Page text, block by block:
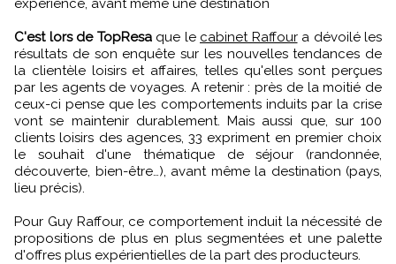
expérience, avant même une destination
C'est lors de TopResa que le cabinet Raffoura dévoilé les
résultats de son enquête sur les nouvelles tendances de
la clientèle loisirs et affaires, telles qu'elles sont perçues
par les agents de voyages. A retenir : près de la moitié de
ceux-ci pense que les comportements induits par la crise
vont se maintenir durablement. Mais aussi que, sur 100
clients loisirs des agences, 33 expriment en premier choix
le souhait d'une thématique de séjour (randonnée,
découverte, bien-être…), avant même la destination (pays,
lieu précis).
Pour Guy Raffour, ce comportement induit la nécessité de
propositions de plus en plus segmentées et une palette
d'offres plus expérientielles de la part des producteurs.